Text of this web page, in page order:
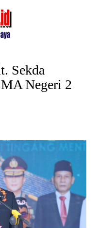
Sekda
Negeri 2